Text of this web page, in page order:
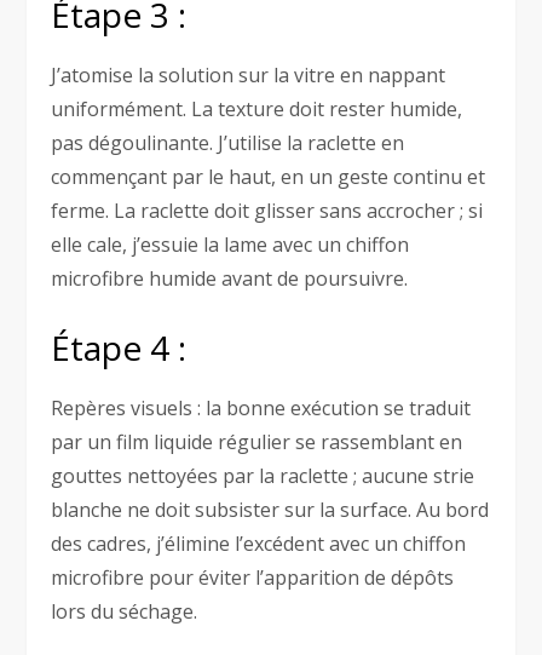
Étape 3 :
J’atomise la solution sur la vitre en nappant
uniformément. La texture doit rester humide,
pas dégoulinante. J’utilise la raclette en
commençant par le haut, en un geste continu et
ferme. La raclette doit glisser sans accrocher ; si
elle cale, j’essuie la lame avec un chiffon
microfibre humide avant de poursuivre.
Étape 4 :
Repères visuels : la bonne exécution se traduit
par un film liquide régulier se rassemblant en
gouttes nettoyées par la raclette ; aucune strie
blanche ne doit subsister sur la surface. Au bord
des cadres, j’élimine l’excédent avec un chiffon
microfibre pour éviter l’apparition de dépôts
lors du séchage.